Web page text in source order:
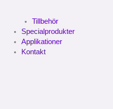
Tillbehör
Specialprodukter
Applikationer
Kontakt